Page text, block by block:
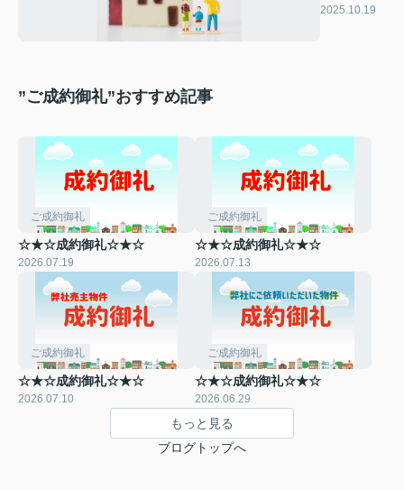
2025.10.19
”ご成約御礼”おすすめ記事
ご成約御礼
☆★☆成約御礼☆★☆
2026.07.19
ご成約御礼
☆★☆成約御礼☆★☆
2026.07.13
ご成約御礼
☆★☆成約御礼☆★☆
2026.07.10
ご成約御礼
☆★☆成約御礼☆★☆
2026.06.29
もっと見る
ブログトップへ